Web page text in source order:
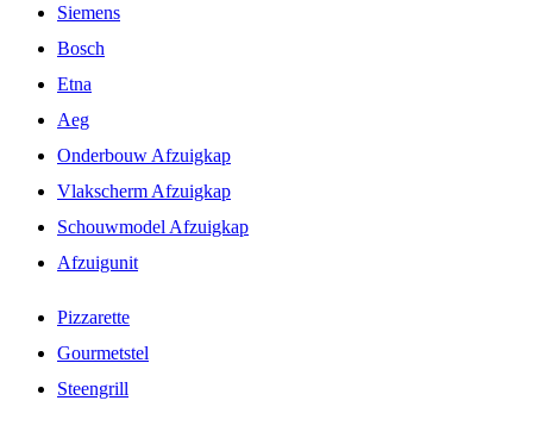
Siemens
Bosch
Etna
Aeg
Onderbouw Afzuigkap
Vlakscherm Afzuigkap
Schouwmodel Afzuigkap
Afzuigunit
Pizzarette
Gourmetstel
Steengrill